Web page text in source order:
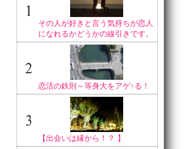
その人が好きと言う気持ちが恋人
になれるかどうかの線引きです。
恋活の鉄則～等身大をアゲ↑る！
【出会いは縁から！？ 】